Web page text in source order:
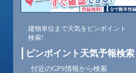
0
建物単位まで天気をピンポイント
検索!
ピンポイント天気予報検索
付近のGPS情報から検索